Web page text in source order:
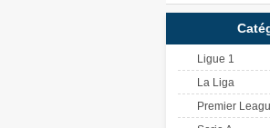
Ligue 1
La Liga
Premier